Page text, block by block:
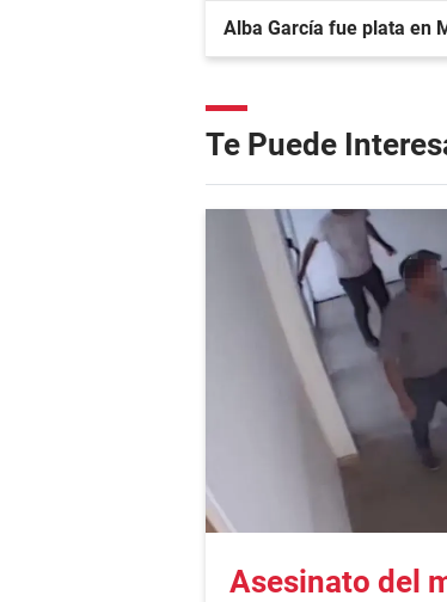
Alba García fue plata en
Te Puede
Asesinato del